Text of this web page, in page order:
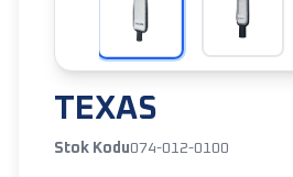
TEXAS
Stok Kodu074-012-0100